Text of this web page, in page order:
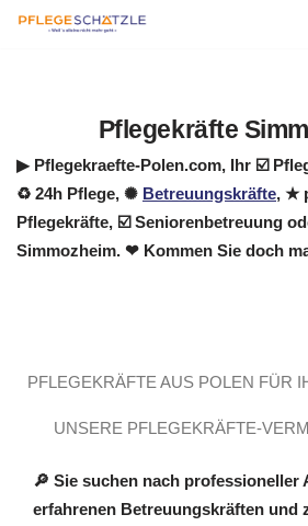
Pflegekräfte
▶︎ Pflegekraefte-Polen.com, Ihr ☑️
♻ 24h Pflege, ✺ Betreuungskräfte, ★
Pflegekräfte, ☑️ Seniorenbetreuung
Simmozheim. ❤ Kommen Sie doch
PFLEGEKRÄFTE AUS POLEN FÜR
UNSERE PFLEGEKRÄFTE-
🔎 Sie suchen nach professioneller
erfahrenen Betreuungskräften und